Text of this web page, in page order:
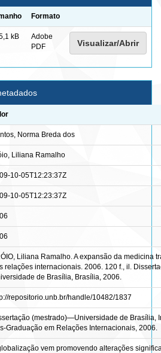
Formato
kB
Adobe
PDF
Visualizar/Abrir
Norma Breda dos
Liliana Ramalho
10-05T12:23:37Z
10-05T12:23:37Z
Liliana Ramalho. A expansão da medicina
relações internacionais. 2006. 120 f., il.
de Brasília, Brasília, 2006.
repositorio.unb.br/handle/10482/1837
(mestrado)—Universidade de Brasília,
Graduação em Relações Internacionais, 2006.
vem promovendo alterações